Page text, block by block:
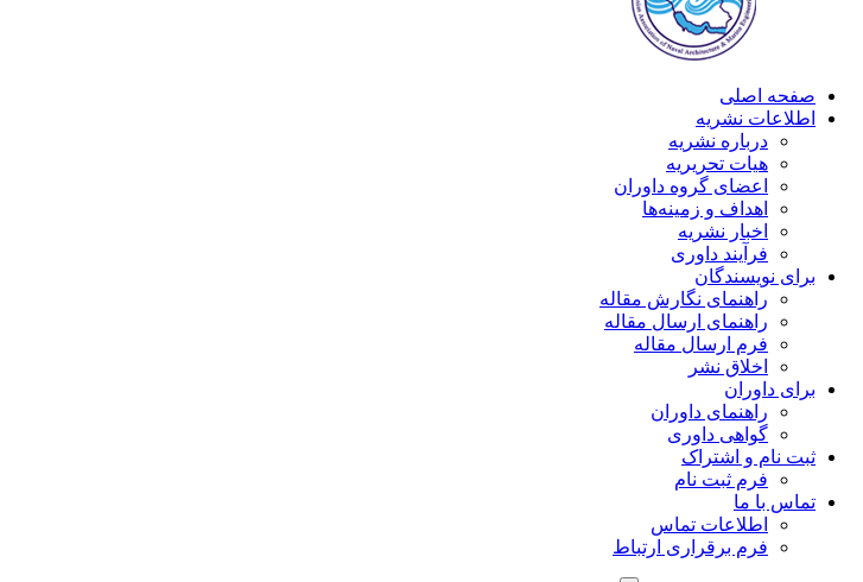
صفحه اصلی
اطلاعات نشریه
درباره نشریه
هیات تحریریه
اعضای گروه داوران
اهداف و زمینه‌ها
اخبار نشریه
فرآیند داوری
برای نویسندگان
راهنمای نگارش مقاله
راهنمای ارسال مقاله
فرم ارسال مقاله
اخلاق نشر
برای داوران
راهنمای داوران
گواهی داوری
ثبت نام و اشتراک
فرم ثبت نام
تماس با ما
اطلاعات تماس
فرم برقراری ارتباط